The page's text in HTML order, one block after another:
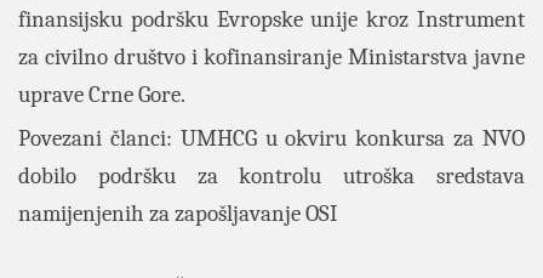
finansijsku podršku Evropske unije kroz Instrument
za civilno društvo i kofinansiranje Ministarstva javne
uprave Crne Gore.
Povezani članci: UMHCG u okviru konkursa za NVO
dobilo podršku za kontrolu utroška sredstava
namijenjenih za zapošljavanje OSI